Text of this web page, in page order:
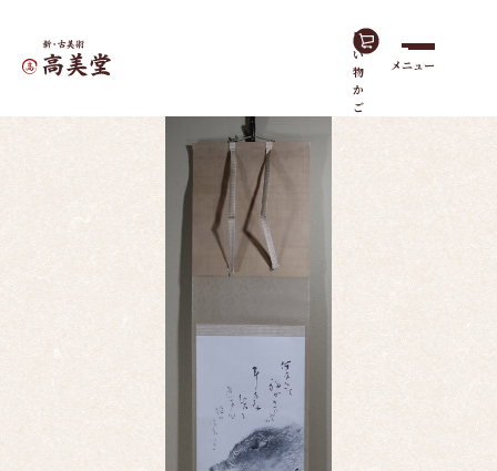
買
い
物
か
ご
メニュー
ホーム作品一覧